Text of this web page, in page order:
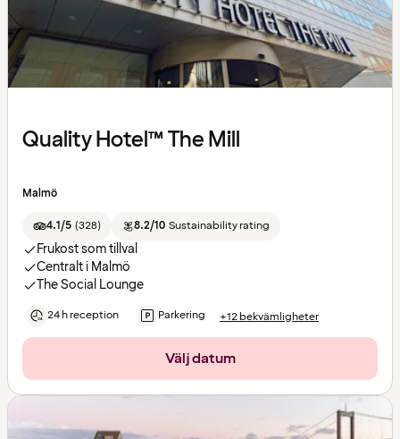
Quality Hotel™ The Mill
Malmö
4.1/5 (328) 8.2/10 Sustainability rating
Frukost som tillval
Centralt i Malmö
The Social Lounge
24 h reception Parkering +12 bekvämligheter
Välj datum